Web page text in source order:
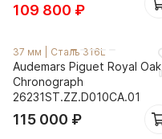
109 800 ₽
37 мм Сталь 316L
Audemars Piguet Royal Oak
Chronograph
26231ST.ZZ.D010CA.01
115 000 ₽